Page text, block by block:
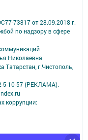
73817 от 28.09.2018 г.
по надзору в сфере
Николаевна
Татарстан, г.Чистополь,
5-10-57 (РЕКЛАМА).
коррупции: